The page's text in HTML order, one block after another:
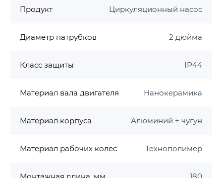
и водостойкой покраской.
Вал двигателя: металлизированная
Теплоноситель: чистая пресная вода,
горючая и взрывоопасная жидкость без
Степень загрязнения: не допустимо
Продукт Циркуляционный насос
Диаметр патрубков 2 дюйма
Класс защиты IP44
Материал вала двигателя Нанокерамика
Материал корпуса Алюминий + чугун
Материал рабочих колес Технополимер